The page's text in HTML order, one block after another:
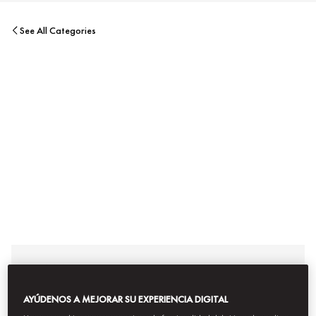
See All Categories
A MINI VIP'S GUIDE TO NEW YORK
AYÚDENOS A MEJORAR SU EXPERIENCIA DIGITAL